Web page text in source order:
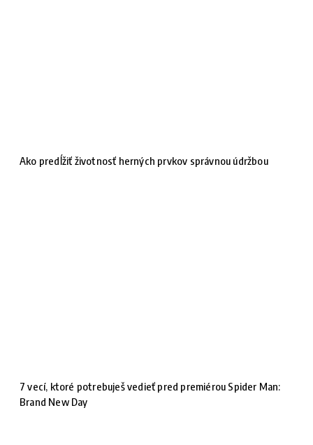
Ako predĺžiť životnosť herných prvkov správnou údržbou
7 vecí, ktoré potrebuješ vedieť pred premiérou Spider Man:
Brand New Day